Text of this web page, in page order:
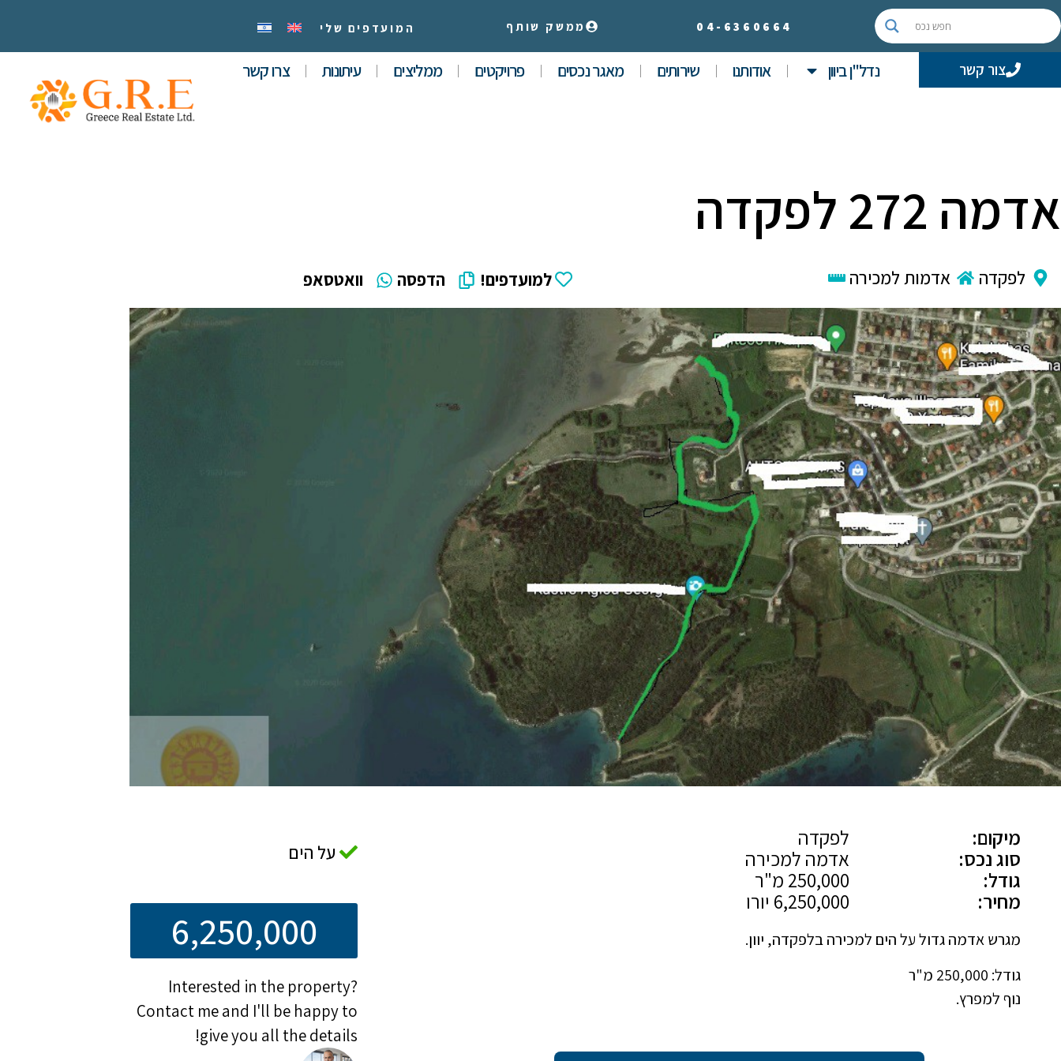
04- 6360664 ממשק שותף המועדפים שלי
צור קשר נדל"ן ביוון אודותנו שירותים מאגר נכסים פרויקטים ממליצים עיתונות צרו קשר
אדמה 272 לפקדה
לפקדה אדמות למכירה למועדפים! הדפסה וואטסאפ
מיקום:
לפקדה
סוג נכס:
אדמה למכירה
גודל:
מחיר:
מגרש אדמה גדול על הים למכירה בלפקדה, יוון.
גודל: 250,000 מ"ר
נוף למפרץ.
על הים
6,250,000
Interested in the property?
Contact me and I'll be happy to
give you all the details!